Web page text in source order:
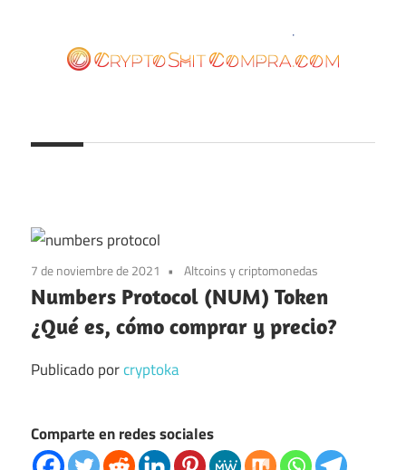
contenido
7 de noviembre de 2021 Altcoins y criptomonedas
Numbers Protocol (NUM) Token
¿Qué es, cómo comprar y precio?
Publicado porcryptoka
Comparte en redes sociales